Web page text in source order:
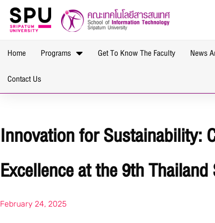
Home Programs Get To Know The Faculty News
Contact Us
Innovation for Sustainability:
Excellence at the 9th
February 24, 2025